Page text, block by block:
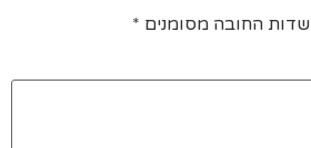
שדות החובה מסומנים *